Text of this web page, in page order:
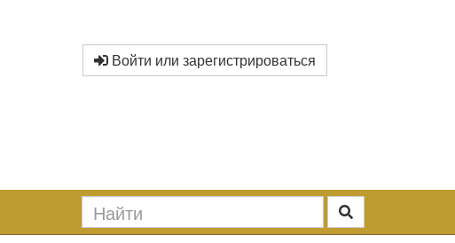
Войти или зарегистрироваться